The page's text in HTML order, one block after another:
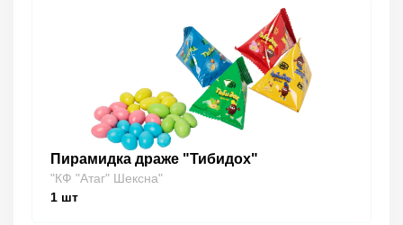
Пирамидка драже "Тибидох"
"КФ "Атаг" Шексна"
1 шт